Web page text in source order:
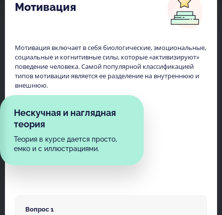
Мотивация
Мотивация включает в себя биологические, эмоциональные,
социальные и когнитивные силы, которые «активизируют»
поведение человека. Самой популярной классификацией
типов мотивации является ее разделение на внутреннюю и
внешнюю.
Нескучная и наглядная
теория
Теория в курсе дается просто,
емко и с иллюстрациями.
Вопрос 1